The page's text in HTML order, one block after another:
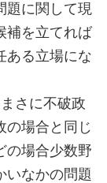
題に関して現
補を立てれば
ある立場にな
さに不破政
の場合と同じ
の場合少数野
いなかの問題